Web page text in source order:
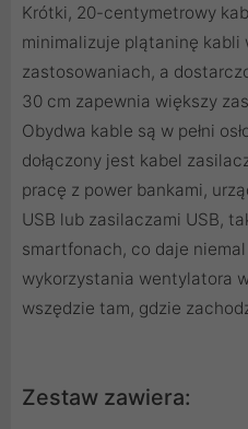
Krótki, 20-centymetrowy
minimalizuje plątaninę kabli
zastosowaniach, a
30 cm zapewnia większy
Obydwa kable są w pełni
dołączony jest kabel
pracę z power bankami,
USB lub zasilaczami USB,
smartfonach, co daje
wykorzystania wentylatora
wszędzie tam, gdzie
Zestaw zawiera: